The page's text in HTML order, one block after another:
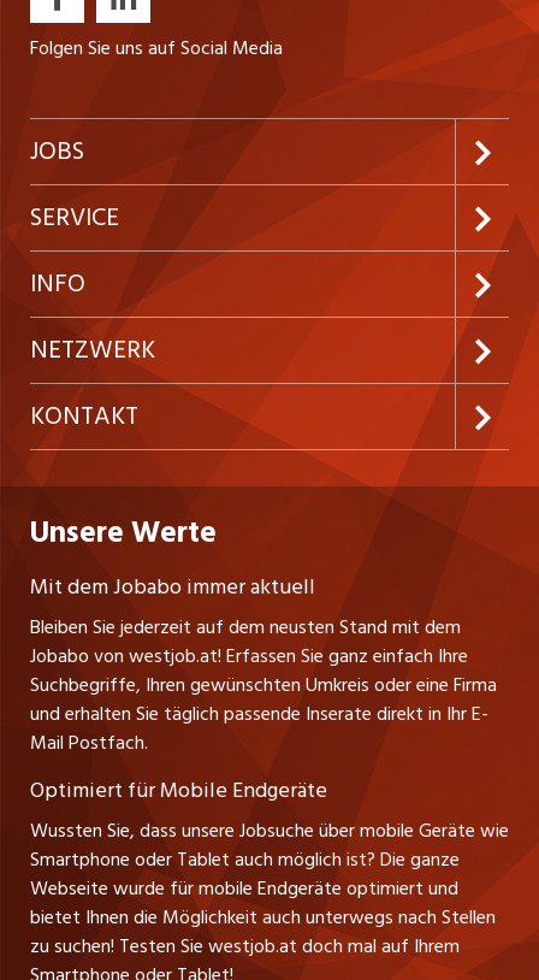
Folgen Sie uns auf Social Media
JOBS
Jobabo abonnieren
Neue Stellen
Festanstellungen
Temporäre Jobs
Praktika
Führungspositionen
Management / Kader-Jobs
SERVICE
Kundenlogin
Inserieren
Firmen
Personalvermittler
INFO
Preise und Leistungen
AGB
Datenschutzerklärung
Impressum
NETZWERK
ostjob.ch
jobzüri.ch
jobmittelland.ch
jobbern.ch
jobbasel.ch
zentraljob.ch
myjob.ch
schaffu.ch (VS)
ajourjob.ch
KONTAKT
Gutenbergstrasse 1
A-6858 Schwarzach
Stefan Spötl
Tel. +43 664 39 47 47 7
Leiter westjob.at
Andrea Graf
Tel. +43 664 20 30 02 1
Verkauf und Beratung
Unsere Werte
Mit dem Jobabo immer aktuell
Bleiben Sie jederzeit auf dem neusten Stand mit dem
Jobabo von westjob.at! Erfassen Sie ganz einfach Ihre
Suchbegriffe, Ihren gewünschten Umkreis oder eine Firma
und erhalten Sie täglich passende Inserate direkt in Ihr E-
Mail Postfach.
Optimiert für Mobile Endgeräte
Wussten Sie, dass unsere Jobsuche über mobile Geräte wie
Smartphone oder Tablet auch möglich ist? Die ganze
Webseite wurde für mobile Endgeräte optimiert und
bietet Ihnen die Möglichkeit auch unterwegs nach Stellen
zu suchen! Testen Sie westjob.at doch mal auf Ihrem